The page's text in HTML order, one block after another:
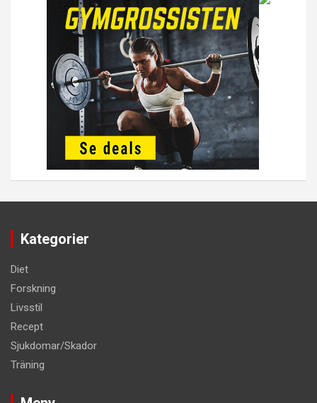
Kategorier
Diet
Forskning
Livsstil
Recept
Sjukdomar/Skador
Träning